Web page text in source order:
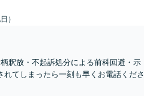
）
釈放・不起訴処分による前科回避・示
てしまったら一刻も早くお電話くださ